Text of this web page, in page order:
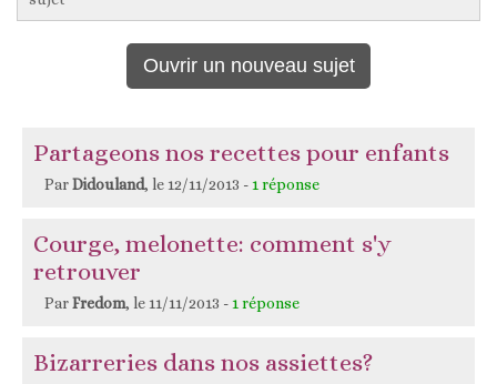
Partageons nos recettes pour enfants
ParDidouland, le 12/11/2013 -1 réponse
Courge, melonette: comment s'y
retrouver
ParFredom, le 11/11/2013 -1 réponse
Bizarreries dans nos assiettes?